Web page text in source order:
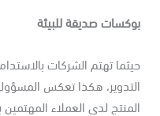
صديقة للبيئة
تهتم الشركات بالاستدامة،
هكذا تعكس المسؤولية
لدى العملاء المهتمين